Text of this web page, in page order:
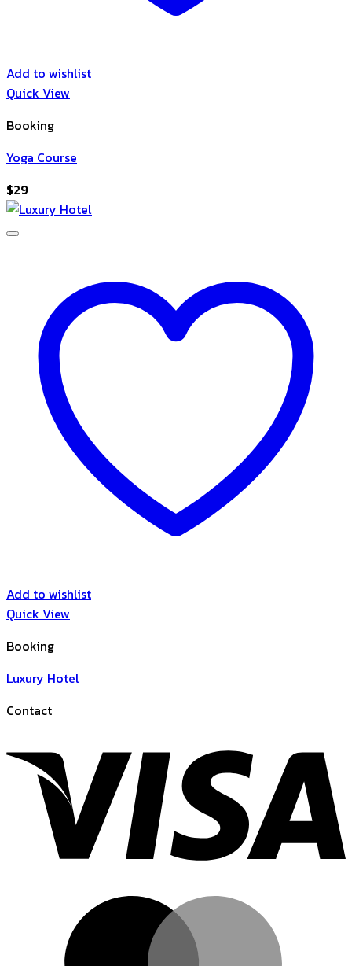
Add to wishlist
Quick View
Booking
Yoga Course
$29
Add to wishlist
Quick View
Booking
Luxury Hotel
Contact